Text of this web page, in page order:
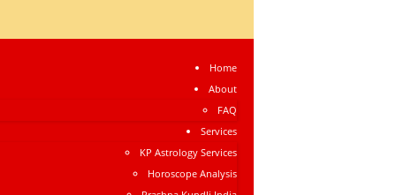
Home
About
FAQ
Services
KP Astrology Services
Horoscope Analysis